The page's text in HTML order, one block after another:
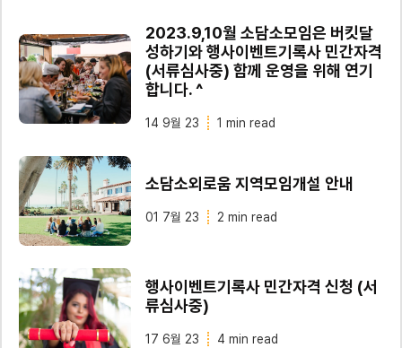
2023.9,10월 소담소모임은 버킷달
성하기와 행사이벤트기록사 민간자격
(서류심사중) 함께 운영을 위해 연기
합니다. ^
14 9월 23 1 min read
소담소외로움 지역모임개설 안내
01 7월 23 2 min read
행사이벤트기록사 민간자격 신청 (서
류심사중)
17 6월 23 4 min read